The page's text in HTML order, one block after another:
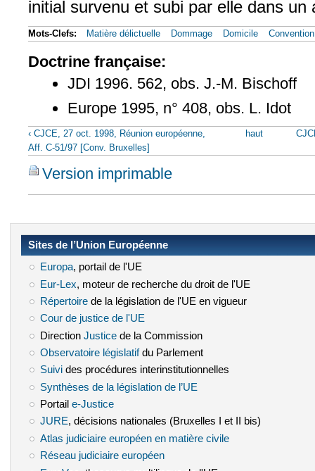
initial survenu et subi par elle dans
Mots-Clefs: Matière délictuelle Dommage Domicile
Doctrine française:
JDI 1996. 562, obs. J.-M. Bischoff
Europe 1995, n° 408, obs. L. Idot
‹ CJCE, 27 oct. 1998, Réunion européenne,
Aff. C-51/97 [Conv. Bruxelles]
haut
Version imprimable
Sites de l’Union Européenne
Europa(le lien est externe)
, portail de l'UE
Eur-Lex (le lien est externe)
, moteur de recherche du droit de l'UE
Répertoire(le lien est externe)
de la législation de l'UE en vigueur
Cour de justice de l'UE
Direction Justice(le lien est externe)
de la Commission
Observatoire législatif(le lien est externe)
du Parlement
Suivi(le lien est externe)
des procédures interinstitutionnelles
Synthèses de la législation de l’UE
Portail e-Justice(le lien est externe)
JURE(le lien est externe)
, décisions nationales (Bruxelles I et II bis)
Atlas judiciaire européen en matière civile(le lien est externe)
Réseau judiciaire européen(le lien est externe)